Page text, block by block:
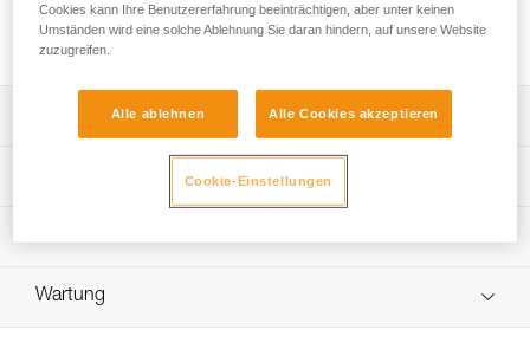
Verbindungsmittel schnell und einfach mit einer Hand
einstellen.
Leistungsverzeichnis
Strang zur Selbstsicherung am Standplatz beim Klettern
und Bergsteigen:
bei einem Sturz aus geringer Höhe den auf den Anwender
oder die Anwenderin ausgeübten Fangstoß (1).
- Die angenähte Gurtbandverbindungsschlaufe (Petzl-
Technische Spezifikationen
Zertifizierung(en): CE EN 17520, UKCA
Material: Polyamid, Aluminium, thermoplastisches
Das PDF herunterladen technical-notice-CONNECT-
ADJUST-2
Wartung
Cookies kann Ihre Benutzererfahrung beeinträchtigen, aber unter keinen
Umständen wird eine solche Ablehnung Sie daran hindern, auf unsere Website
zuzugreifen.
Alle ablehnen Alle Cookies akzeptieren
Cookie-Einstellungen